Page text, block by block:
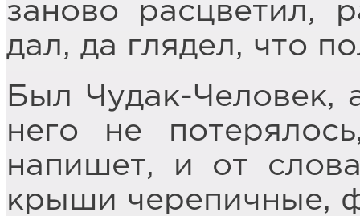
заново расцветил,
дал, да глядел, что
Был Чудак-Человек,
него не
напишет, и от
крыши черепичные,